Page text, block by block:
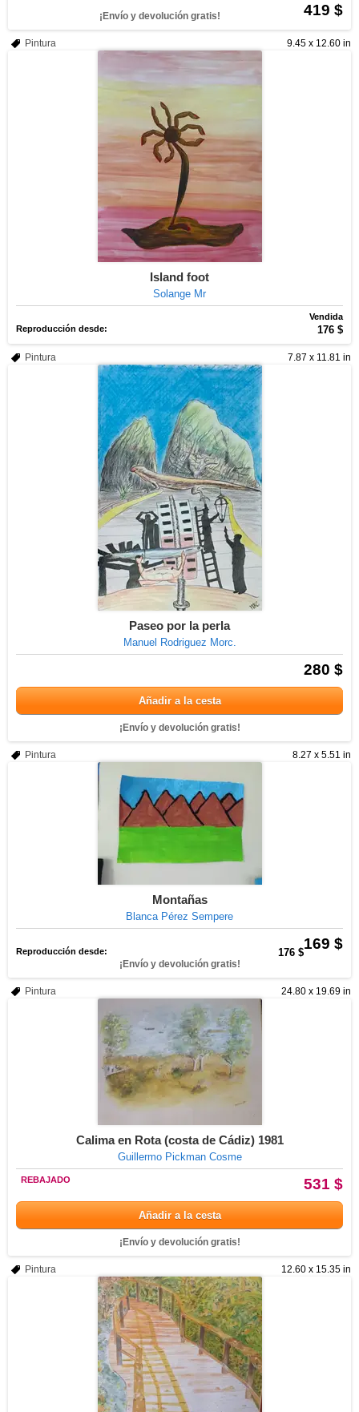
419 $
¡Envío y devolución gratis!
9.45 x 12.60 in
Pintura
Island foot
Solange Mr
Vendida
Reproducción desde:
176 $
7.87 x 11.81 in
Pintura
Paseo por la perla
Manuel Rodriguez Morc.
280 $
Añadir a la cesta
¡Envío y devolución gratis!
8.27 x 5.51 in
Pintura
Montañas
Blanca Pérez Sempere
169 $
Reproducción desde: 176 $
¡Envío y devolución gratis!
24.80 x 19.69 in
Pintura
Calima en Rota (costa de Cádiz) 1981
Guillermo Pickman Cosme
531 $
REBAJADO
Añadir a la cesta
¡Envío y devolución gratis!
12.60 x 15.35 in
Pintura